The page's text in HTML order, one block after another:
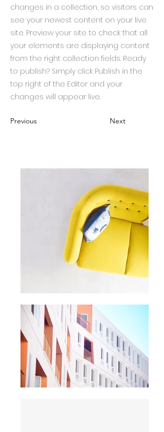
changes in a collection, so visitors can
see your newest content on your live
site. Preview your site to check that all
your elements are displaying content
from the right collection fields. Ready
to publish? Simply click Publish in the
top right of the Editor and your
changes will appear live.
Previous Next